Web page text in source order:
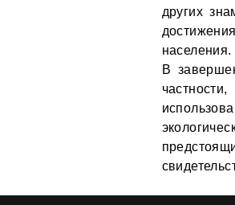
других
населения.
В